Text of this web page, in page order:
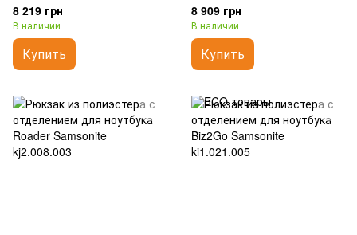
8 219 грн
В наличии
Купить
8 909 грн
В наличии
Купить